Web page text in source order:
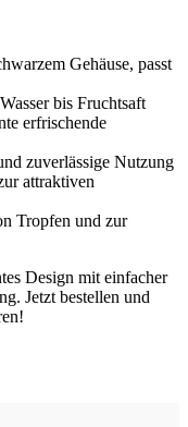
Gehäuse, passt
bis Fruchtsaft
erfrischende
zuverlässige Nutzung
attraktiven
Tropfen und zur
Design mit einfacher
Jetzt bestellen und